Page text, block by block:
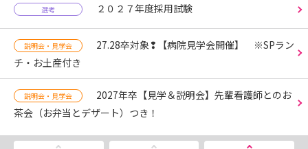
選考 ２０２７年度採用試験
説明会・見学会
27.28卒対象❢【病院見学会開催】 ※SPラン
チ・お土産付き
説明会・見学会
2027年卒【見学＆説明会】先輩看護師とのお
茶会（お弁当とデザート）つき！